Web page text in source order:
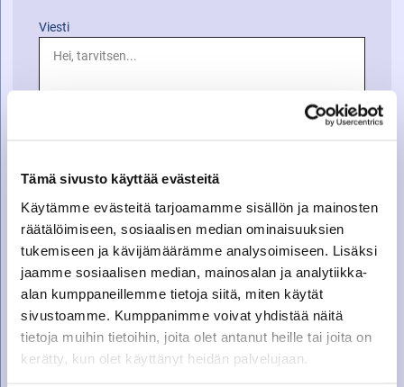
Tämä sivusto käyttää evästeitä
Käytämme evästeitä tarjoamamme sisällön ja mainosten
räätälöimiseen, sosiaalisen median ominaisuuksien
tukemiseen ja kävijämäärämme analysoimiseen. Lisäksi
jaamme sosiaalisen median, mainosalan ja analytiikka-
alan kumppaneillemme tietoja siitä, miten käytät
sivustoamme. Kumppanimme voivat yhdistää näitä
tietoja muihin tietoihin, joita olet antanut heille tai joita on
kerätty, kun olet käyttänyt heidän palvelujaan.
Viesti